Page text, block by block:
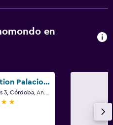
en
NH Collection Palacio de Córdoba